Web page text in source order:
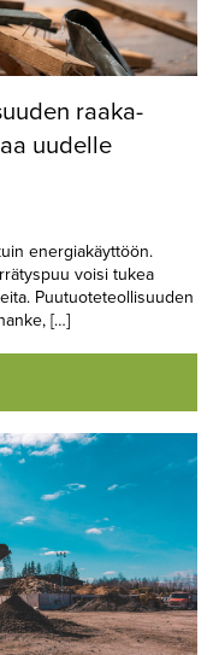
raaka-
uudelle
energiakäyttöön.
voisi tukea
Puutuoteteollisuuden
[…]